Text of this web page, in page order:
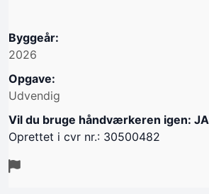
Byggeår:
2026
Opgave:
Udvendig
Vil du bruge håndværkeren igen: JA
Oprettet i cvr nr.: 30500482